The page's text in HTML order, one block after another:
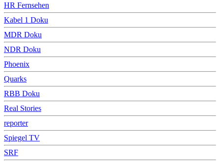
HR Fernsehen
Kabel 1 Doku
MDR Doku
NDR Doku
Phoenix
Quarks
RBB Doku
Real Stories
reporter
Spiegel TV
SRF